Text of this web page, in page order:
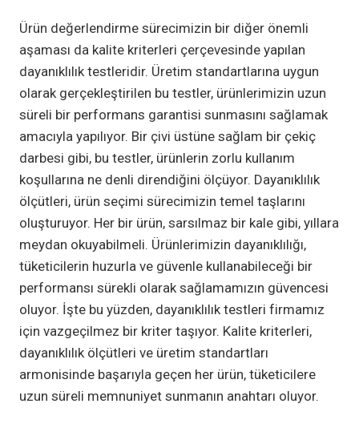
Ürün değerlendirme sürecimizin bir diğer önemli
aşaması da kalite kriterleri çerçevesinde yapılan
dayanıklılık testleridir. Üretim standartlarına uygun
olarak gerçekleştirilen bu testler, ürünlerimizin uzun
süreli bir performans garantisi sunmasını sağlamak
amacıyla yapılıyor. Bir çivi üstüne sağlam bir çekiç
darbesi gibi, bu testler, ürünlerin zorlu kullanım
koşullarına ne denli direndiğini ölçüyor. Dayanıklılık
ölçütleri, ürün seçimi sürecimizin temel taşlarını
oluşturuyor. Her bir ürün, sarsılmaz bir kale gibi, yıllara
meydan okuyabilmeli. Ürünlerimizin dayanıklılığı,
tüketicilerin huzurla ve güvenle kullanabileceği bir
performansı sürekli olarak sağlamamızın güvencesi
oluyor. İşte bu yüzden, dayanıklılık testleri firmamız
için vazgeçilmez bir kriter taşıyor. Kalite kriterleri,
dayanıklılık ölçütleri ve üretim standartları
armonisinde başarıyla geçen her ürün, tüketicilere
uzun süreli memnuniyet sunmanın anahtarı oluyor.